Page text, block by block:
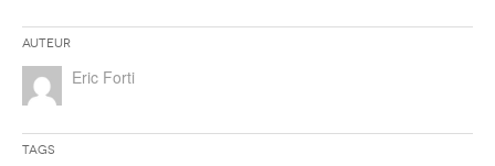
Auteur
Eric Forti
Tags